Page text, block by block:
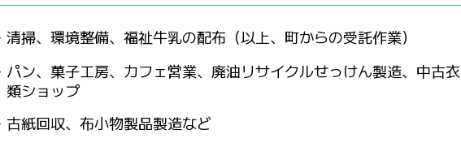
清掃、環境整備、福祉牛乳の配布（以上、町からの受託作業）
パン、菓子工房、カフェ営業、廃油リサイクルせっけん製造、中古衣
類ショップ
古紙回収、布小物製品製造など